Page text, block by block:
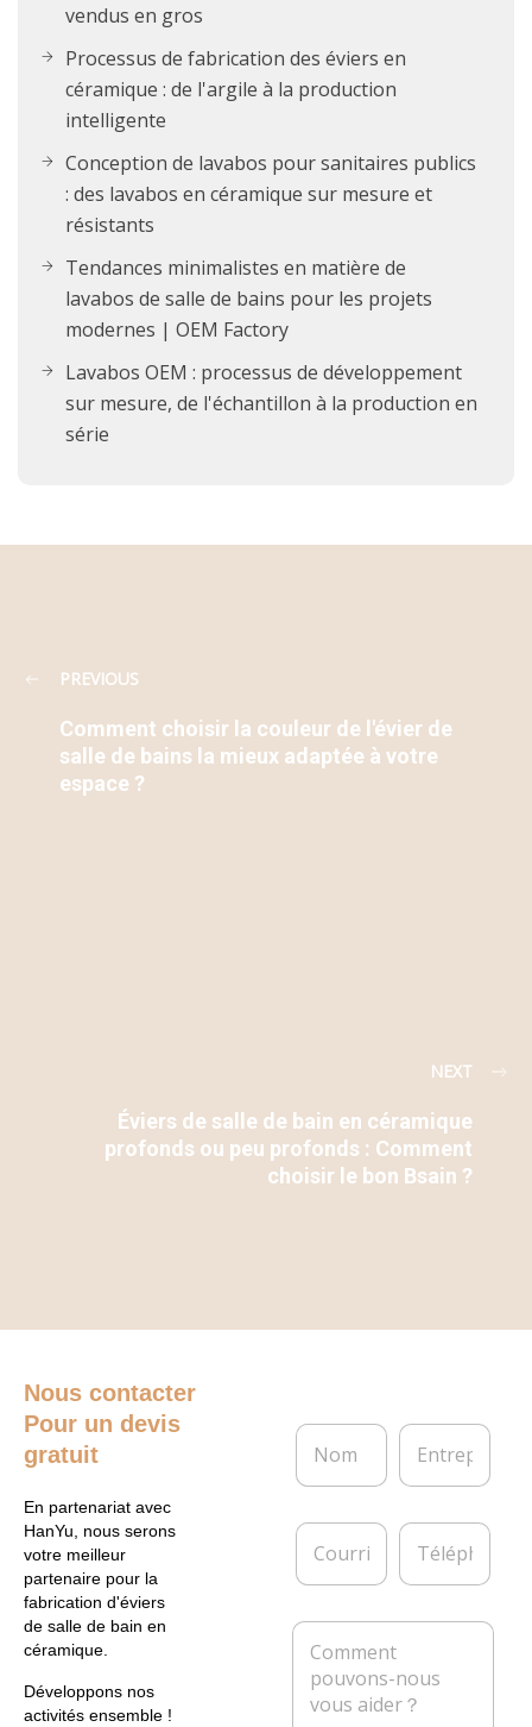
vendus en gros
Processus de fabrication des éviers en
céramique : de l'argile à la production
intelligente
Conception de lavabos pour sanitaires publics
: des lavabos en céramique sur mesure et
résistants
Tendances minimalistes en matière de
lavabos de salle de bains pour les projets
modernes | OEM Factory
Lavabos OEM : processus de développement
sur mesure, de l'échantillon à la production en
série
PREVIOUS
Comment choisir la couleur de l'évier de
salle de bains la mieux adaptée à votre
espace ?
NEXT
Éviers de salle de bain en céramique
profonds ou peu profonds : Comment
choisir le bon Bsain ?
Nous contacter
Pour un devis
gratuit
En partenariat avec
HanYu, nous serons
votre meilleur
partenaire pour la
fabrication d'éviers
de salle de bain en
céramique.
Développons nos
activités ensemble !
N
m
E
t
e
i
C
u
r
T
l
p
n
e
M